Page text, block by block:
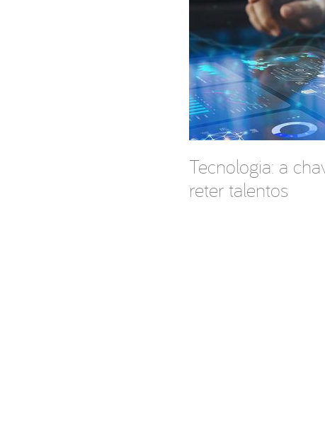
Tecnologia: a
reter talentos